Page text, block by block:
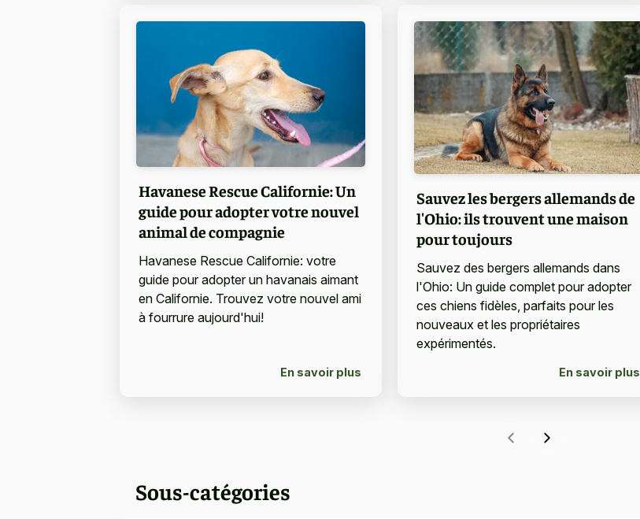
Havanese Rescue Californie: Un
guide pour adopter votre nouvel
animal de compagnie
Havanese Rescue Californie: votre
guide pour adopter un havanais aimant
en Californie. Trouvez votre nouvel ami
à fourrure aujourd'hui!
En savoir plus
Sauvez les bergers allemands de
l'Ohio: ils trouvent une maison
pour toujours
Sauvez des bergers allemands dans
l'Ohio: Un guide complet pour adopter
ces chiens fidèles, parfaits pour les
nouveaux et les propriétaires
expérimentés.
En savoir plus
Sous-catégories